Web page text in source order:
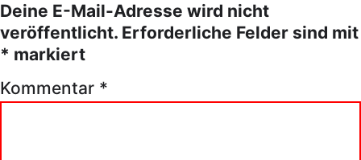
Deine E-Mail-Adresse wird nicht
veröffentlicht. Erforderliche Felder sind mit
* markiert
Kommentar *